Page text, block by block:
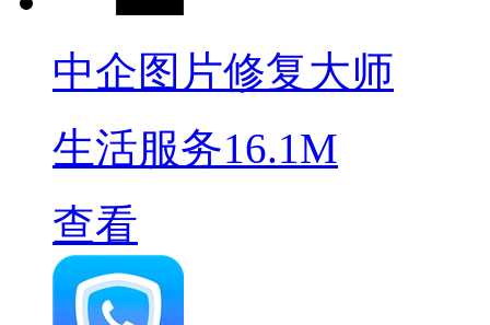
中企图片修复大师
生活服务16.1M
查看